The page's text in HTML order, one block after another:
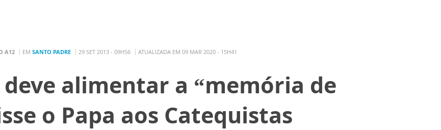
A12 EM SANTO PADRE 29 SET 2013 - 09H56 ATUALIZADA EM 09 MAR 2020 - 15H41
alimentar a “memória de
o Papa aos Catequistas